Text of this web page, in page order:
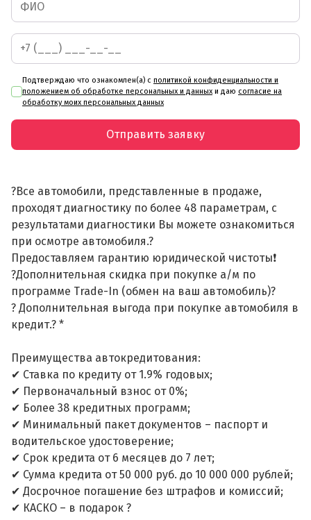
Подтверждаю что ознакомлен(а) с политикой конфиденциальности и
положением об обработке персональных и данных и даю согласие на
обработку моих персональных данных
Отправить заявку
?Все автомобили, представленные в продаже,
проходят диагностику по более 48 параметрам, с
результатами диагностики Вы можете ознакомиться
при осмотре автомобиля.?
Предоставляем гарантию юридической чистоты❗
?Дополнительная скидка при покупке а/м по
программе Trade-In (обмен на ваш автомобиль)?
? Дополнительная выгода при покупке автомобиля в
кредит.? *
Преимущества автокредитования:
✔ Ставка по кредиту от 1.9% годовых;
✔ Первоначальный взнос от 0%;
✔ Более 38 кредитных программ;
✔ Минимальный пакет документов – паспорт и
водительское удостоверение;
✔ Срок кредита от 6 месяцев до 7 лет;
✔ Сумма кредита от 50 000 руб. до 10 000 000 рублей;
✔ Досрочное погашение без штрафов и комиссий;
✔ КАСКО – в подарок ?